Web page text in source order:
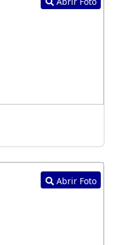
Abrir Foto